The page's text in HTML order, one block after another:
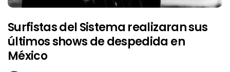
Surfistas del Sistema realizaran sus
últimos shows de despedida en
México